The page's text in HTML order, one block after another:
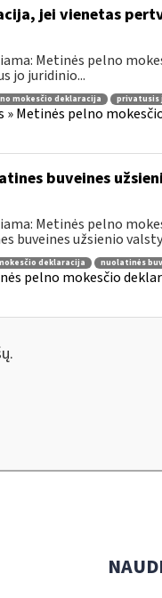
jei vienetas
Metinės pelno
jo juridinio...
mokesčio deklaracija privatusis
Metinės pelno
buveines
Metinės pelno
buveines užsienio
deklaracija nuolatinės
pelno mokesčio